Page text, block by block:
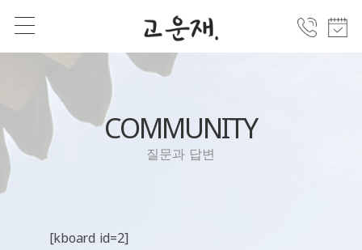
COMMUNITY
질문과 답변
[kboard id=2]